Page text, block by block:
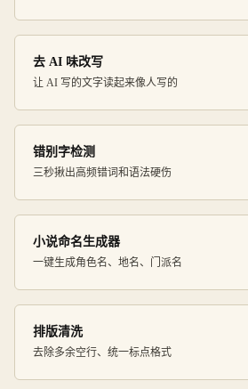
去 AI 味改写
让 AI 写的文字读起来像人写的
错别字检测
三秒揪出高频错词和语法硬伤
小说命名生成器
一键生成角色名、地名、门派名
排版清洗
去除多余空行、统一标点格式